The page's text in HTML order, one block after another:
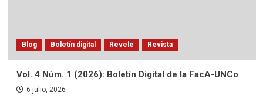
Blog Boletín digital Revele Revista
Vol. 4 Núm. 1 (2026): Boletín Digital de la FacA-UNCo
6 julio, 2026